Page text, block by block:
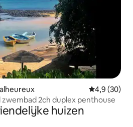
Gemiddelde
4,9 (30)
zwembad 2ch duplex penthouse
huizen